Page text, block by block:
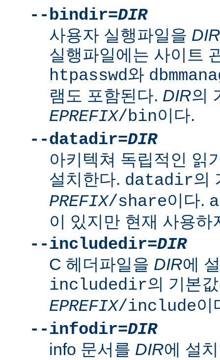
--bindir=DIR
사용자 실행파일을 DIR
실행파일에는 사이트
htpasswd와
램도 포함된다. DIR의
EPREFIX/bin이다.
--datadir=DIR
아키텍쳐 독립적인 읽
설치한다. datadir의
PREFIX/share이다.
이 있지만 현재 사용하
--includedir=DIR
C 헤더파일을 DIR에
includedir의 기본
EPREFIX/include이
--infodir=DIR
info 문서를 DIR에 설